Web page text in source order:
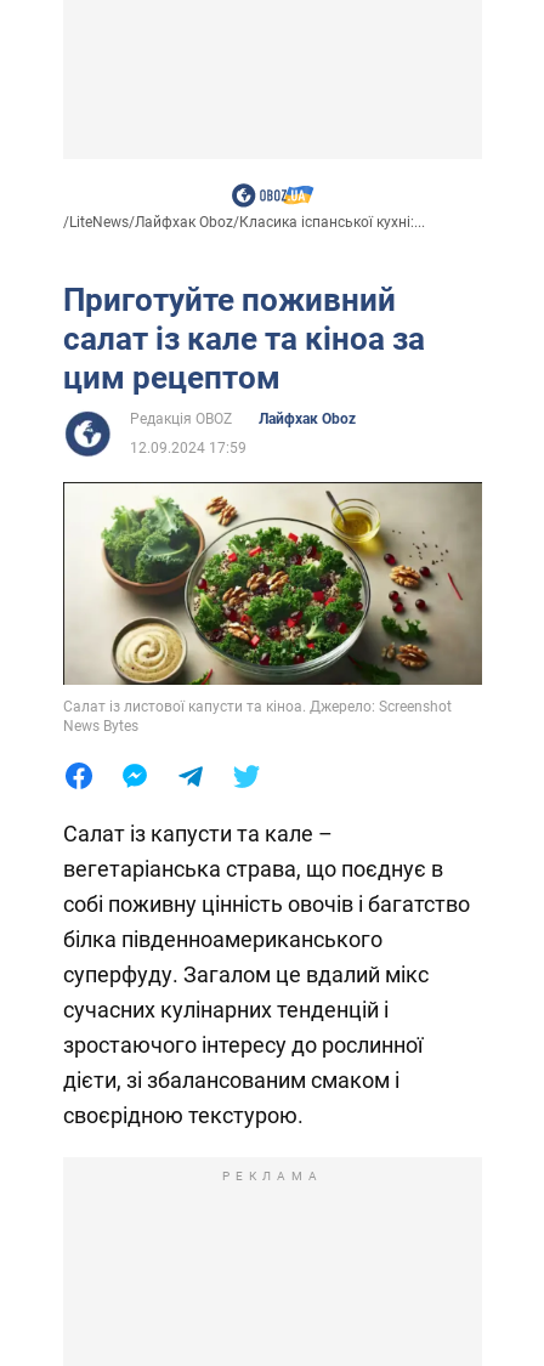
/LiteNews/Лайфхак Oboz/Класика іспанської кухні:...
Приготуйте поживний
салат із кале та кіноа за
цим рецептом
Редакція OBOZ
Лайфхак Oboz
12.09.2024 17:59
Салат із листової капусти та кіноа. Джерело: Screenshot
News Bytes
Салат із капусти та кале –
вегетаріанська страва, що поєднує в
собі поживну цінність овочів і багатство
білка південноамериканського
суперфуду. Загалом це вдалий мікс
сучасних кулінарних тенденцій і
зростаючого інтересу до рослинної
дієти, зі збалансованим смаком і
своєрідною текстурою.
РЕКЛАМА